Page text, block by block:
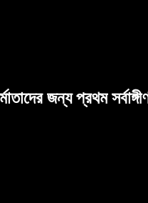
জন্য প্রথম